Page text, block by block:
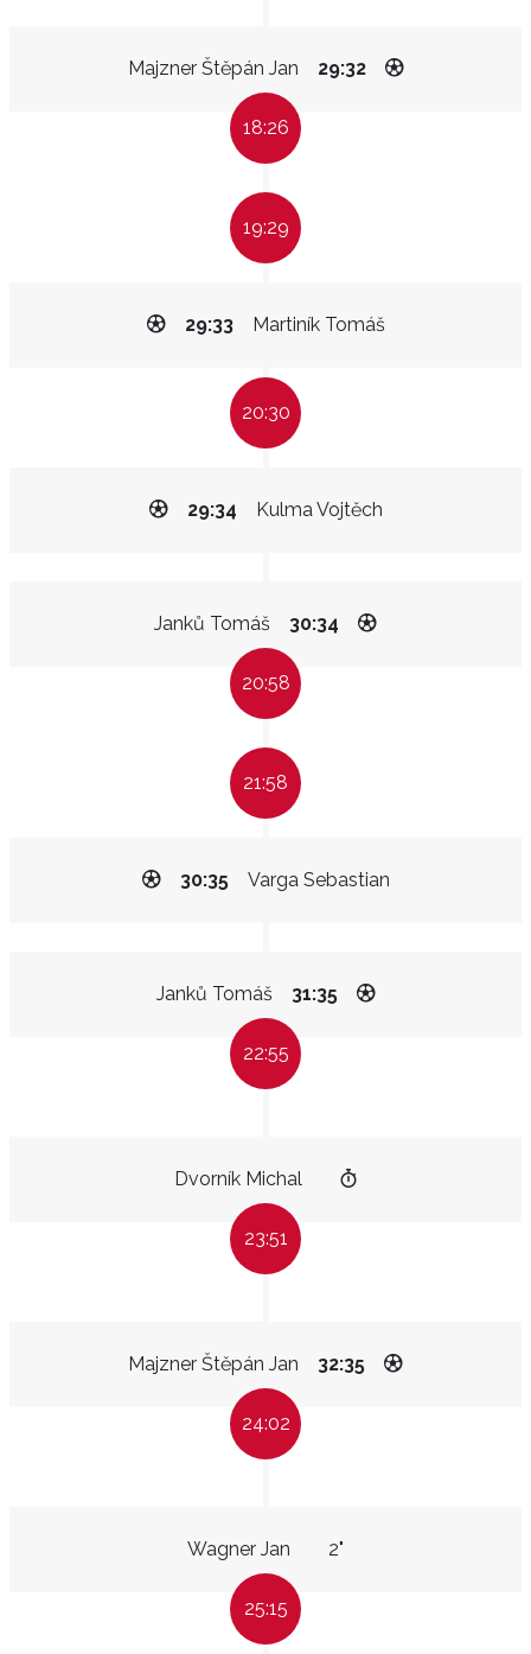
Majzner Štěpán Jan 29:32
18:26
19:29
Martiník Tomáš
29:33
20:30
Kulma Vojtěch
29:34
Janků Tomáš 30:34
20:58
21:58
Varga Sebastian
30:35
Janků Tomáš 31:35
22:55
Dvorník Michal
23:51
Majzner Štěpán Jan 32:35
24:02
Wagner Jan 2"
25:15